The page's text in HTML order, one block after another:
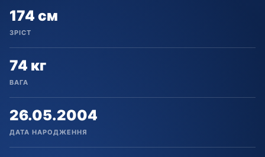
174 см
ЗРІСТ
74 кг
ВАГА
26.05.2004
ДАТА НАРОДЖЕННЯ